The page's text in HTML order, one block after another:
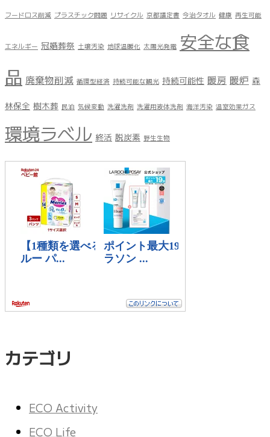
フードロス削減 プラスチック問題 リサイクル 京都議定書 今治タオル 健康 再生可能
エネルギー 冠婚葬祭 土壌汚染 地球温暖化 太陽光発電 安全な食
品 廃棄物削減 循環型経済 持続可能な観光 持続可能性 暖房 暖炉 森
林保全 樹木葬 民泊 気候変動 洗濯洗剤 洗濯用液体洗剤 海洋汚染 温室効果ガス
環境ラベル 終活 脱炭素 野生生物
カテゴリ
ECO Activity
ECO Life